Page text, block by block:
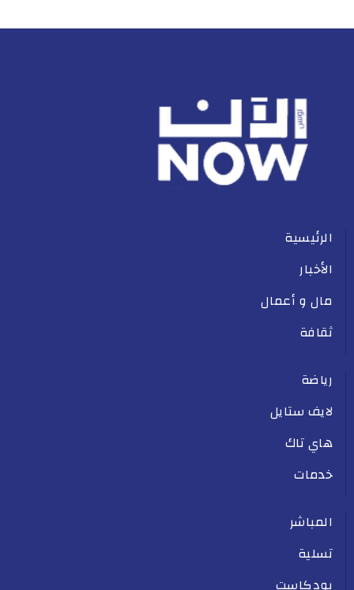
الرئيسية
الأخبار
مال و أعمال
ثقافة
رياضة
لايف ستايل
هاي تاك
خدمات
المباشر
تسلية